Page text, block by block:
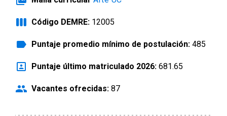
view_week Código DEMRE: 12005
label Puntaje promedio mínimo de postulación: 485
portrait Puntaje último matriculado 2026: 681.65
people Vacantes ofrecidas: 87